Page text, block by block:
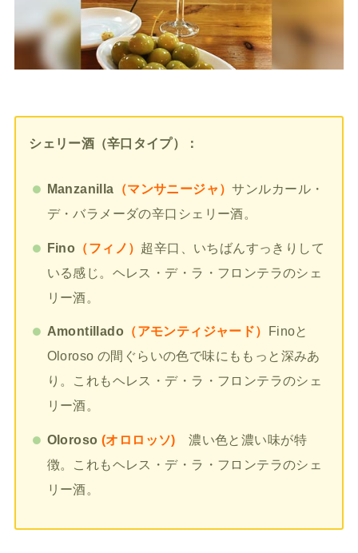
シェリー酒（辛口タイプ）：
Manzanilla （マンサニージャ）サンルカール・
デ・バラメーダの辛口シェリー酒。
Fino （フィノ） 超辛口、いちばんすっきりして
いる感じ。ヘレス・デ・ラ・フロンテラのシェ
リー酒。
Amontillado （アモンティジャード） Finoと
Oloroso の間ぐらいの色で味にももっと深みあ
り。これもヘレス・デ・ラ・フロンテラのシェ
リー酒。
Oloroso (オロロッソ)
濃い色と濃い味が特
徴。これもヘレス・デ・ラ・フロンテラのシェ
リー酒。